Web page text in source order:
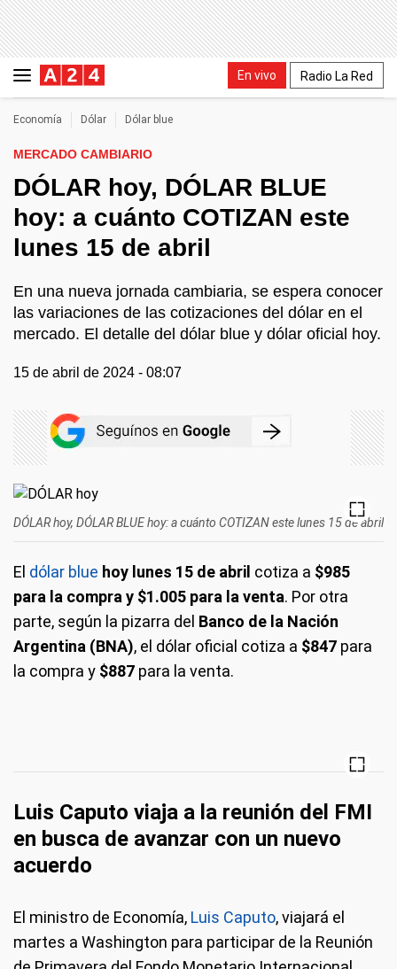
En vivo Radio La Red
Economía Dólar Dólar blue
MERCADO CAMBIARIO
DÓLAR hoy, DÓLAR BLUE
hoy: a cuánto COTIZAN este
lunes 15 de abril
En una nueva jornada cambiaria, se espera conocer
las variaciones de las cotizaciones del dólar en el
mercado. El detalle del dólar blue y dólar oficial hoy.
15 de abril de 2024 - 08:07
DÓLAR hoy, DÓLAR BLUE hoy: a cuánto COTIZAN este lunes 15 de abril
El dólar blue hoy lunes 15 de abril cotiza a $985
para la compra y $1.005 para la venta. Por otra
parte, según la pizarra del Banco de la Nación
Argentina (BNA), el dólar oficial cotiza a $847 para
la compra y $887 para la venta.
Luis Caputo viaja a la reunión del FMI
en busca de avanzar con un nuevo
acuerdo
El ministro de Economía, Luis Caputo, viajará el
martes a Washington para participar de la Reunión